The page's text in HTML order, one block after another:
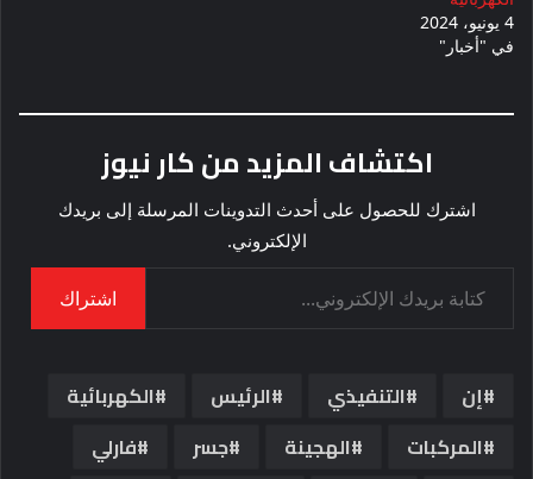
4 يونيو، 2024
في "أخبار"
اكتشاف المزيد من كار نيوز
اشترك للحصول على أحدث التدوينات المرسلة إلى بريدك
الإلكتروني.
اشتراك
إن التنفيذي الرئيس
الكهربائية
المركبات
الهجينة جسر
فارلي